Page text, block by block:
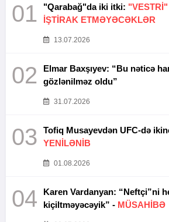
01 "Qarabağ"da iki itki:
İŞTİRAK ETMƏYƏCƏKLƏR
13.07.2026
02
Elmar Baxşıyev: “Bu nəticə
gözlənilməz oldu”
31.07.2026
03
YENİLƏNİB
01.08.2026
04
Karen Vardanyan: “Neftçi”ni
kiçiltməyəcəyik” - MÜSAHİBƏ